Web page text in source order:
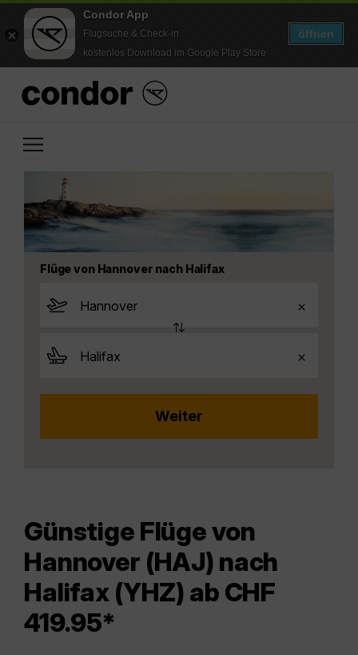
Condor App
Flugsuche & Check-in
kostenlos Download im Google Play Store
öffnen
Flüge von Hannover nach Halifax
Günstige Flüge von
Hannover (HAJ) nach
Halifax (YHZ) ab CHF
419.95*